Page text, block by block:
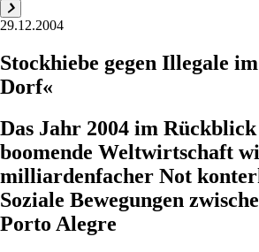
29.12.2004
Stockhiebe gegen Illegale
Dorf«
Das Jahr 2004 im
boomende Weltwirtschaft
milliardenfacher Not
Soziale Bewegungen
Porto Alegre